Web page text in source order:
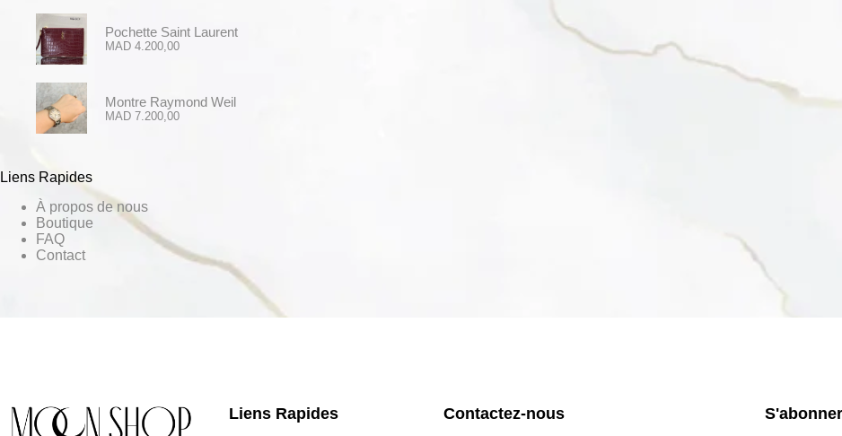
Pochette Saint Laurent
MAD 4.200,00
Montre Raymond Weil
MAD 7.200,00
Liens Rapides
À propos de nous
Boutique
FAQ
Contact
Liens Rapides Contactez-nous S'abonner